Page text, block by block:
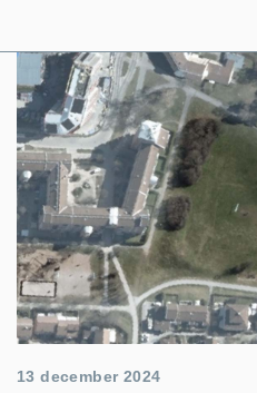
13 december 2024